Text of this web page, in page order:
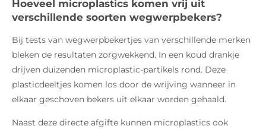
Hoeveel microplastics komen vrij uit
verschillende soorten wegwerpbekers?
Bij tests van wegwerpbekertjes van verschillende merken
bleken de resultaten zorgwekkend. In een koud drankje
drijven duizenden microplastic-partikels rond. Deze
plasticdeeltjes komen los door de wrijving wanneer in
elkaar geschoven bekers uit elkaar worden gehaald.
Naast deze directe afgifte kunnen microplastics ook